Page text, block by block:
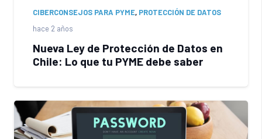
CIBERCONSEJOS PARA PYME, PROTECCIÓN DE DATOS
hace 2 años
Nueva Ley de Protección de Datos en
Chile: Lo que tu PYME debe saber